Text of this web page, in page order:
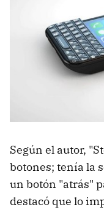
Según el autor,
botones; tenía la
un botón "atrás"
destacó que lo